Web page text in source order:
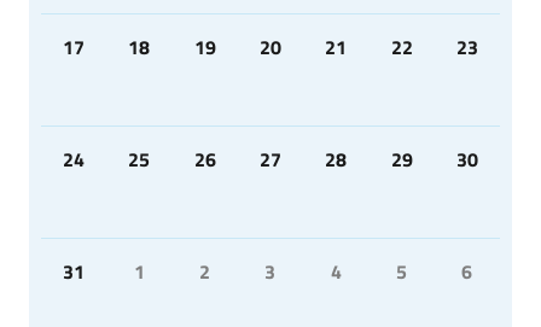
17 18 19 20 21 22 23
24 25 26 27 28 29 30
31 1 2 3 4 5 6